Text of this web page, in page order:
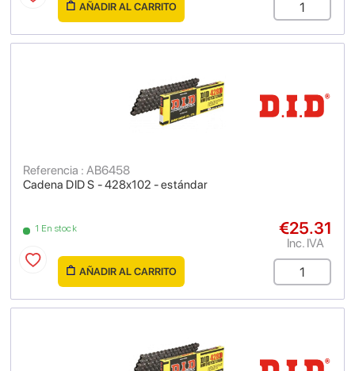
AÑADIR AL CARRITO
Cadena DID S - 428x102 - estándar
Referencia : AB6458
1 En stock €25.31
Inc. IVA
AÑADIR AL CARRITO